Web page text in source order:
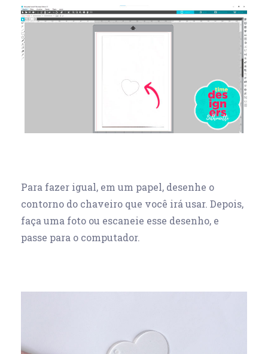
Para fazer igual, em um papel, desenhe o
contorno do chaveiro que você irá usar. Depois,
faça uma foto ou escaneie esse desenho, e
passe para o computador.